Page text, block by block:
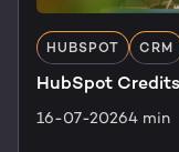
HUBSPOT CRM
HubSpot
16-07-20264 min